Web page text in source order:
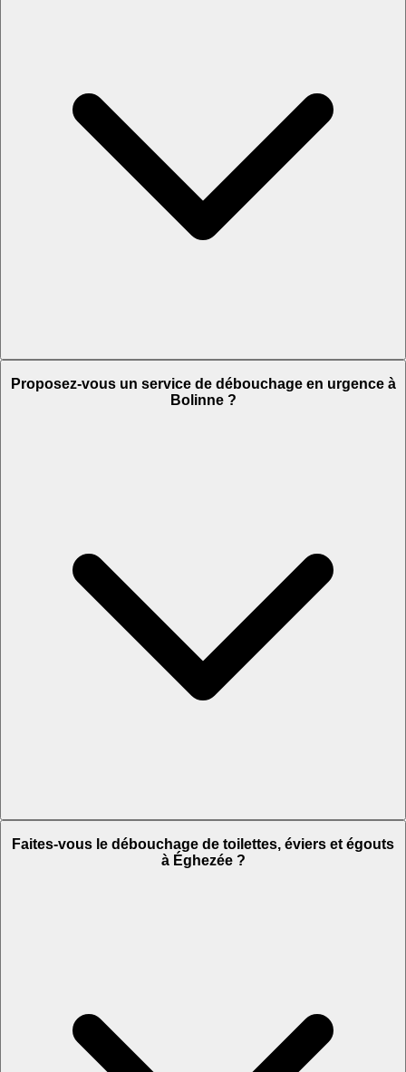
Proposez-vous un service de débouchage en urgence à
Bolinne ?
Faites-vous le débouchage de toilettes, éviers et égouts
à Éghezée ?